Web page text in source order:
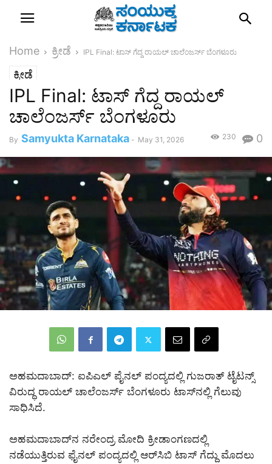
Home ಕ್ರೀಡೆ IPL Final: ಟಾಸ್‌ ಗೆದ್ದ ರಾಯಲ್‌ ಚಾಲೆಂಜರ್ಸ್‌ ಬೆಂಗಳೂರು
ಕ್ರೀಡೆ
IPL Final: ಟಾಸ್‌ ಗೆದ್ದ ರಾಯಲ್‌
ಚಾಲೆಂಜರ್ಸ್‌ ಬೆಂಗಳೂರು
By Samyukta Karnataka - May 31, 2026 0
230
ಅಹಮದಾಬಾದ್:‌ ಐಪಿಎಲ್‌ ಪೈನಲ್‌ ಪಂದ್ಯದಲ್ಲಿ ಗುಜರಾತ್‌ ಟೈಟನ್ಸ್‌
ವಿರುದ್ಧ ರಾಯಲ್‌ ಚಾಲೆಂಜರ್ಸ್‌ ಬೆಂಗಳೂರು ಟಾಸ್‌ನಲ್ಲಿ ಗೆಲುವು
ಸಾಧಿಸಿದೆ.
ಅಹಮದಾಬಾದ್‌ನ ನರೇಂದ್ರ ಮೋದಿ ಕ್ರೀಡಾಂಗಣದಲ್ಲಿ
ನಡೆಯುತ್ತಿರುವ ಫೈನಲ್‌ ಪಂದ್ಯದಲ್ಲಿ ಆರ್‌ಸಿಬಿ ಟಾಸ್‌ ಗೆದ್ದು ಮೊದಲು